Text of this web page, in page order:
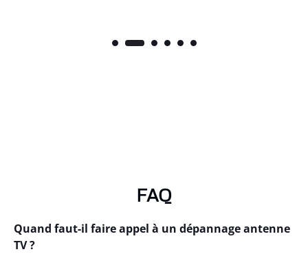
FAQ
Quand faut-il faire appel à un dépannage antenne
TV ?